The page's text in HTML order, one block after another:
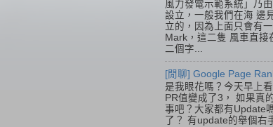
風力發電示範系統」乃
設立，一般我們在海 邊
立的，因為上面只會有
Mark，這二隻 風車直接
二個字...
[閒聊] Google Page
是我眼花嗎？今天早上
PR值變成了3， 如果真
事吧？大家都有Update
了？ 有update的舉個右